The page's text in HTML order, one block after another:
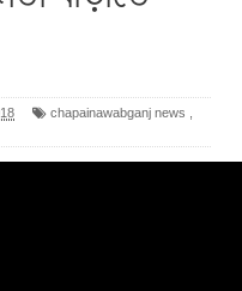
chapainawabganj news